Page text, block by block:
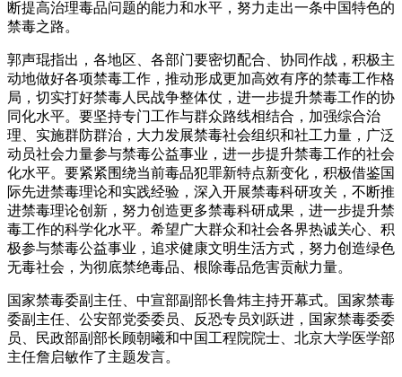
断提高治理毒品问题的能力和水平，努力走出一条中国特色的
禁毒之路。
郭声琨指出，各地区、各部门要密切配合、协同作战，积极主
动地做好各项禁毒工作，推动形成更加高效有序的禁毒工作格
局，切实打好禁毒人民战争整体仗，进一步提升禁毒工作的协
同化水平。要坚持专门工作与群众路线相结合，加强综合治
理、实施群防群治，大力发展禁毒社会组织和社工力量，广泛
动员社会力量参与禁毒公益事业，进一步提升禁毒工作的社会
化水平。要紧紧围绕当前毒品犯罪新特点新变化，积极借鉴国
际先进禁毒理论和实践经验，深入开展禁毒科研攻关，不断推
进禁毒理论创新，努力创造更多禁毒科研成果，进一步提升禁
毒工作的科学化水平。希望广大群众和社会各界热诚关心、积
极参与禁毒公益事业，追求健康文明生活方式，努力创造绿色
无毒社会，为彻底禁绝毒品、根除毒品危害贡献力量。
国家禁毒委副主任、中宣部副部长鲁炜主持开幕式。国家禁毒
委副主任、公安部党委委员、反恐专员刘跃进，国家禁毒委委
员、民政部副部长顾朝曦和中国工程院院士、北京大学医学部
主任詹启敏作了主题发言。